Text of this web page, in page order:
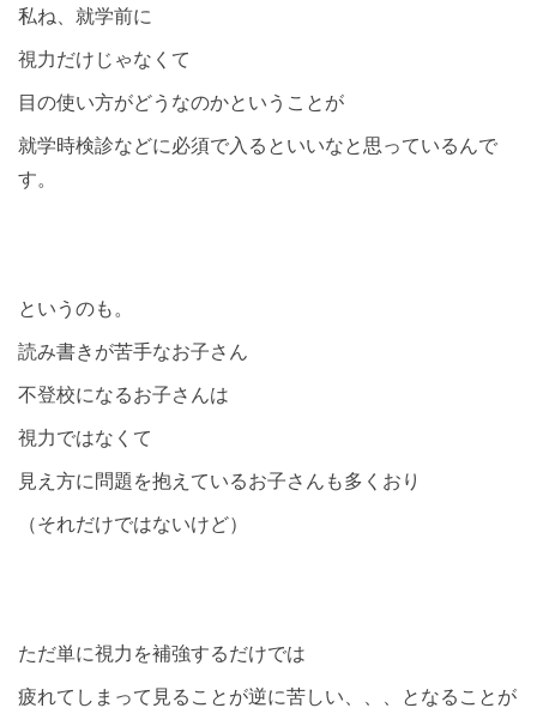
私ね、就学前に
視力だけじゃなくて
目の使い方がどうなのかということが
就学時検診などに必須で入るといいなと思っているんで
す。
というのも。
読み書きが苦手なお子さん
不登校になるお子さんは
視力ではなくて
見え方に問題を抱えているお子さんも多くおり
（それだけではないけど）
ただ単に視力を補強するだけでは
疲れてしまって見ることが逆に苦しい、、、となることが